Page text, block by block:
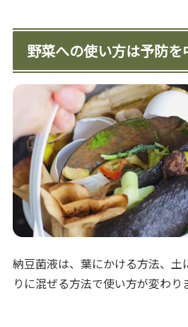
野菜への使い方は予防を
納豆菌液は、葉にかける方法、土
りに混ぜる方法で使い方が変わり